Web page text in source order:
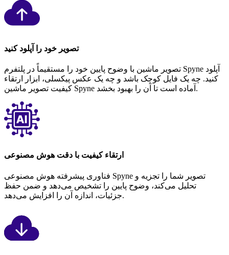
تصویر خود را آپلود کنید
تصویر ماشین با وضوح پایین خود را مستقیماً در پلتفرم Spyne آپلود
کنید. چه یک فایل کوچک باشد و چه یک عکس پیکسلی، ابزار ارتقاء
کیفیت تصویر ماشین Spyne آماده است تا آن را بهبود بخشد.
ارتقاء کیفیت با دقت هوش مصنوعی
فناوری پیشرفته هوش مصنوعی Spyne تصویر شما را تجزیه و
تحلیل می‌کند، وضوح پایین را تشخیص می‌دهد و ضمن حفظ
جزئیات، اندازه آن را افزایش می‌دهد.